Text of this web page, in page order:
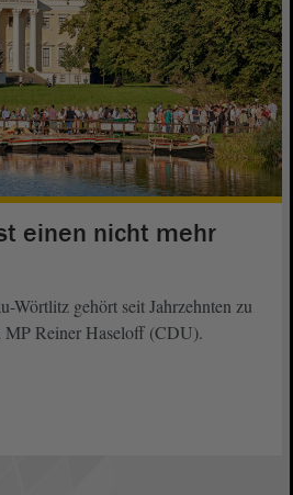
einen nicht mehr
Wörtlitz gehört seit Jahrzehnten zu
MP Reiner Haseloff (CDU).